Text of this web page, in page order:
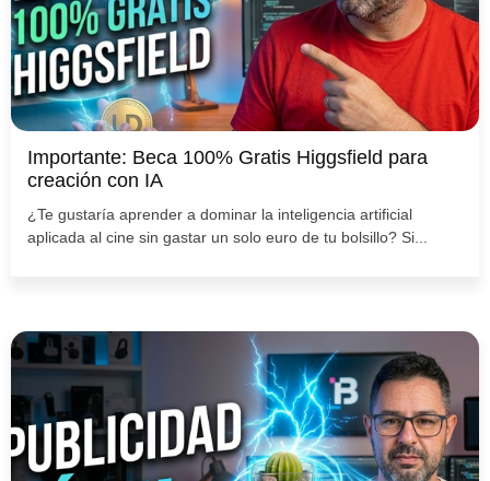
Importante: Beca 100% Gratis Higgsfield para
creación con IA
¿Te gustaría aprender a dominar la inteligencia artificial
aplicada al cine sin gastar un solo euro de tu bolsillo? Si...